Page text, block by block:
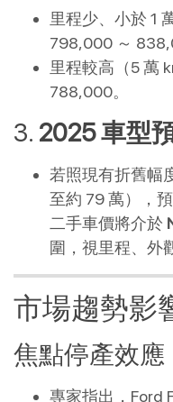
里程少、小於 1
798,000 ～
里程較高（5 萬
788,000。
3. 2025 車型
若照現有折舊幅
至約 79 萬），
二手車價將介於
圍，視里程、外
市場趨勢影
焦點停產效應
專家指出，Ford